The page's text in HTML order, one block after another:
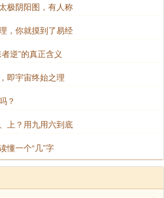
极阴阳图，有人称
，你就摸到了易经
逆”的真正含义
即宇宙终始之理
？
上？用九用六到底
懂一个“几”字